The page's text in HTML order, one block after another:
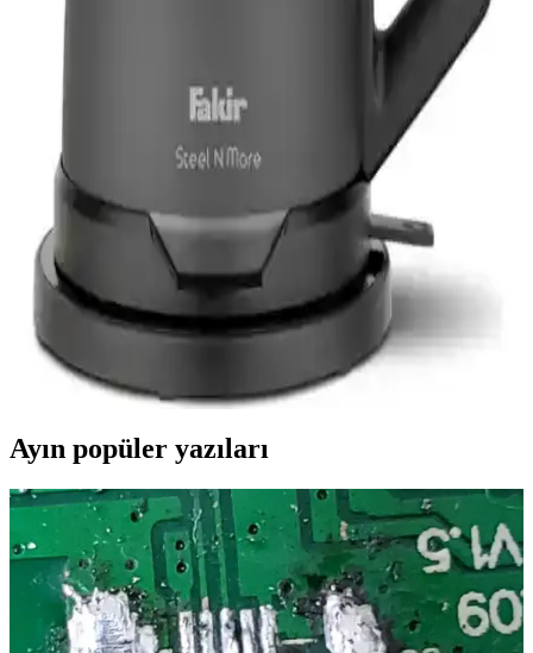
Vestel Retro Siyah Su Isıtıcı, hızlı ısıtma, kablosuz kullanım ve şık
tasarımıyla günlük ihtiyaçlara pratik çözümler sunar, dayanıklı
Awox Demplus ve Karaca Çaysever 3 In 1 Çay ve
Su Isıtıcılarının Karşılaştırması
Awox Demplus ve Karaca Çaysever 3 In 1 modellerinin tasarım,
fonksiyon ve dayanıklılık açısından detaylı karşılaştırması. Hangi
ürün ihtiyaçlara daha uygun?
Fakir Steel N More Çay Makinesi Antrasit Renkli
Modern Tasarım ve Fonksiyonellik
Fakir Steel N More çay makinesi, şık antrasit tasarımı, paslanmaz
çelik gövdesi ve güçlü özellikleriyle mutfakta pratiklik ve estetiği bir
araya getiriyor.
Ayın popüler yazıları